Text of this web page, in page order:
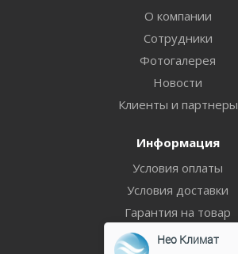
О компании
Сотрудники
Фотогалерея
Новости
Клиенты и партнеры
Информация
Условия оплаты
Условия доставки
Гарантия на товар
Политика
Нео Климат